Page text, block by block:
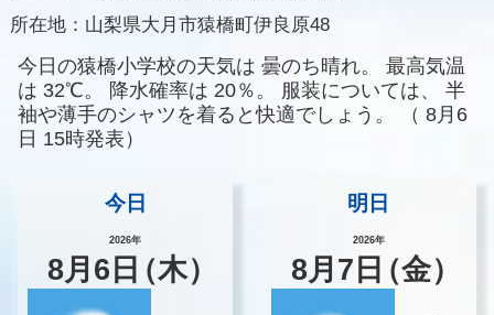
所在地： 山梨県大月市猿橋町伊良原48
今日の猿橋小学校の天気は 曇のち晴れ。
最高気温
は 32℃。 降水確率は 20％。 服装については、
半
袖や薄手のシャツを着ると快適でしょう。
（ 8月6
日 15時発表）
今日
2026年
8月 6 日（木）
明日
2026年
8月 7 日（金）